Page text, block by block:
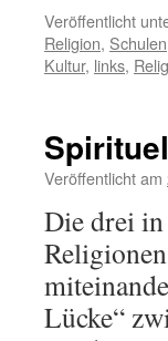
Veröffentlicht
Religion, Schulen
Kultur, links,
Veröffentlicht am
Die drei in
Lücke“